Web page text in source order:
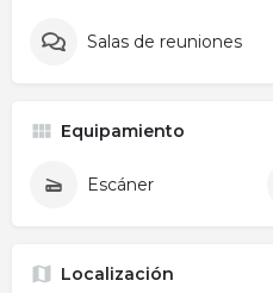
Salas de reuniones
Equipamiento
Escáner
Localización